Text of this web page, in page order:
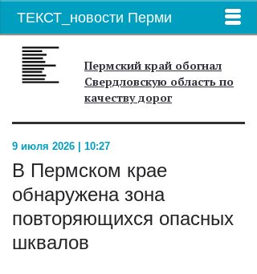
ТЕКСТ_новости Перми
Пермский край обогнал
Свердловскую область по
качеству дорог
9 июля 2026 | 10:27
В Пермском крае
обнаружена зона
повторяющихся опасных
шквалов